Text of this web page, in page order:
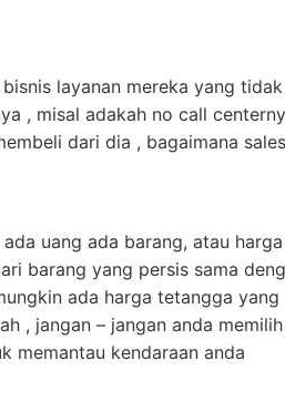
layanan mereka yang
, misal adakah no call
dari dia , bagaimana
uang ada barang, atau
barang yang persis sama
ada harga tetangga
, jangan – jangan anda
memantau kendaraan anda